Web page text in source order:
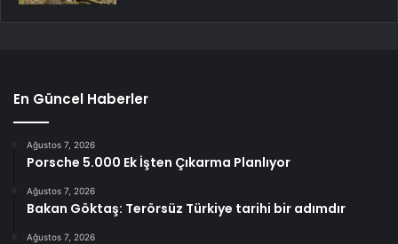
En Güncel Haberler
Ağustos 7, 2026
Porsche 5.000 Ek İşten Çıkarma Planlıyor
Ağustos 7, 2026
Bakan Göktaş: Terörsüz Türkiye tarihi bir adımdır
Ağustos 7, 2026